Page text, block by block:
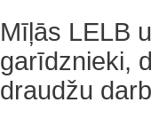
Mīļās LELB
garīdznieki,
draudžu